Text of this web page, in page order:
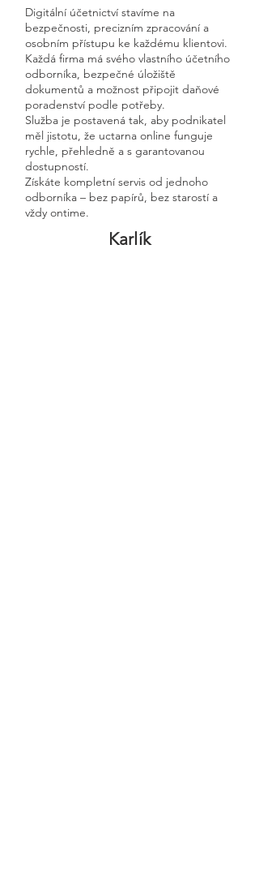
Digitální účetnictví stavíme na
bezpečnosti, precizním zpracování a
osobním přístupu ke každému klientovi.
Každá firma má svého vlastního účetního
odborníka, bezpečné úložiště
dokumentů a možnost připojit daňové
poradenství podle potřeby.
Služba je postavená tak, aby podnikatel
měl jistotu, že uctarna online funguje
rychle, přehledně a s garantovanou
dostupností.
Získáte kompletní servis od jednoho
odborníka – bez papírů, bez starostí a
vždy ontime.
Karlík